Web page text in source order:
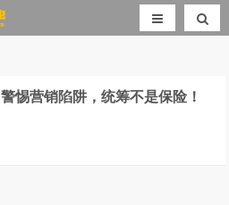
警惕营销陷阱，统筹不是保险！